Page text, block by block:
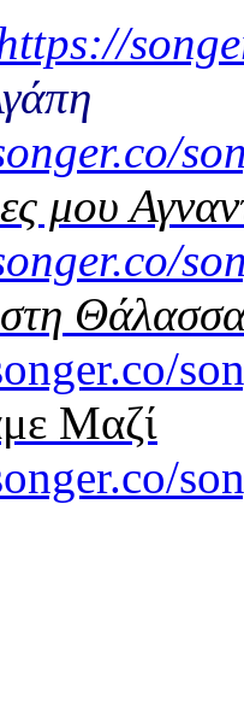
μου
Μαζί